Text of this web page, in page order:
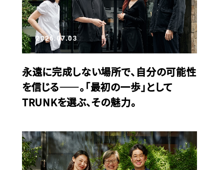
2026.07.03
永遠に完成しない場所で、自分の可能性
を信じる——。「最初の一歩」として
TRUNKを選ぶ、その魅力。